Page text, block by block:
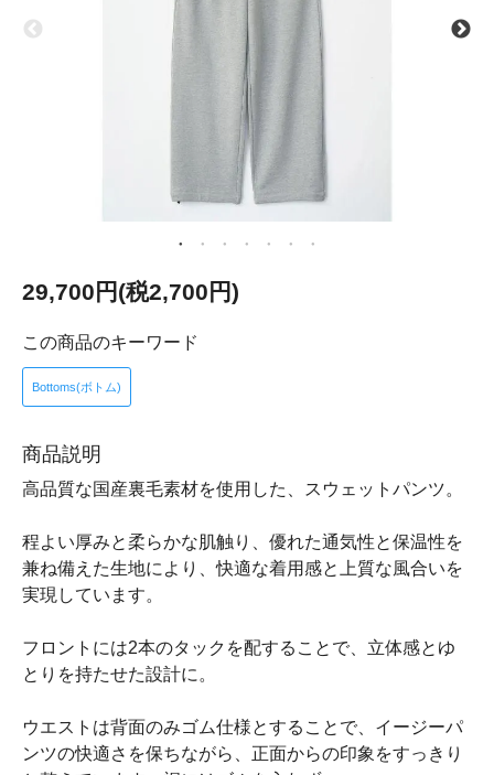
29,700円(税2,700円)
この商品のキーワード
Bottoms(ボトム)
商品説明
高品質な国産裏毛素材を使用した、スウェットパンツ。
程よい厚みと柔らかな肌触り、優れた通気性と保温性を
兼ね備えた生地により、快適な着用感と上質な風合いを
実現しています。
フロントには2本のタックを配することで、立体感とゆ
とりを持たせた設計に。
ウエストは背面のみゴム仕様とすることで、イージーパ
ンツの快適さを保ちながら、正面からの印象をすっきり